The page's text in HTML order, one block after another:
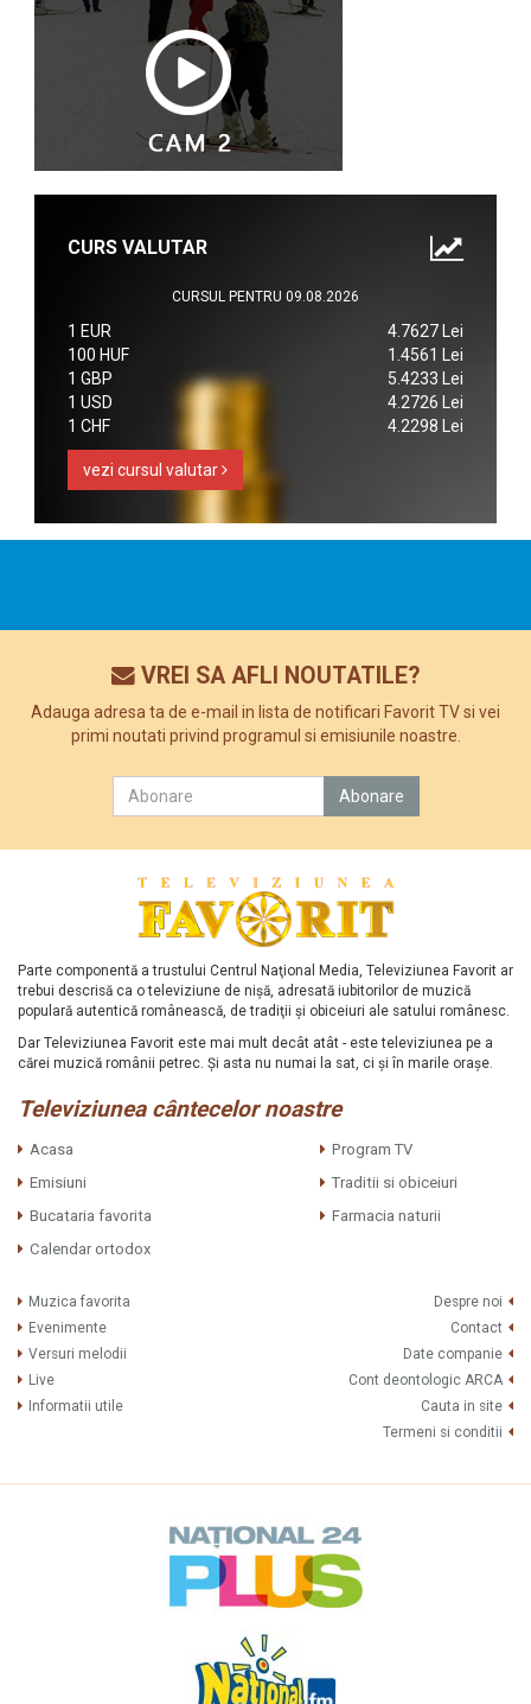
CURS VALUTAR
CURSUL PENTRU 09.08.2026
1 EUR
4.7627 Lei
100 HUF
1.4561 Lei
1 GBP
5.4233 Lei
1 USD
4.2726 Lei
1 CHF
4.2298 Lei
vezi cursul valutar
VREI SA AFLI NOUTATILE?
Adauga adresa ta de e-mail in lista de notificari Favorit TV si vei
primi noutati privind programul si emisiunile noastre.
Parte componentă a trustului Centrul Naţional Media, Televiziunea Favorit ar
trebui descrisă ca o televiziune de nişă, adresată iubitorilor de muzică
populară autentică românească, de tradiţii şi obiceiuri ale satului românesc.
Dar Televiziunea Favorit este mai mult decât atât - este televiziunea pe a
cărei muzică românii petrec. Şi asta nu numai la sat, ci şi în marile oraşe.
Televiziunea cântecelor noastre
Acasa
Program TV
Emisiuni
Traditii si obiceiuri
Bucataria favorita
Farmacia naturii
Calendar ortodox
Muzica favorita
Evenimente
Versuri melodii
Live
Informatii utile
Despre noi
Contact
Date companie
Cont deontologic ARCA
Cauta in site
Termeni si conditii